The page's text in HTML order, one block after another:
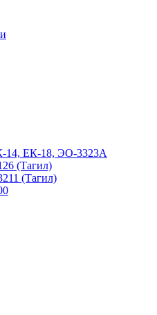
14, ЕК-18, ЭО-3323А
(Тагил)
(Тагил)